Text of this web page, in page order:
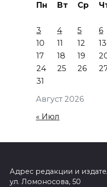
Август 2026
Пн Вт Ср
3
4 5 6
10
11 12 13
17
18 19
24
25 26
31
« Июл
Адрес редакции и
ул. Ломоносова, 50